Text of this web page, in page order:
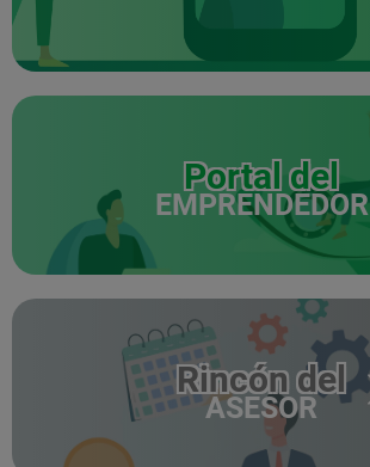
Portal del
EMPRENDEDOR
Rincón del
ASESOR